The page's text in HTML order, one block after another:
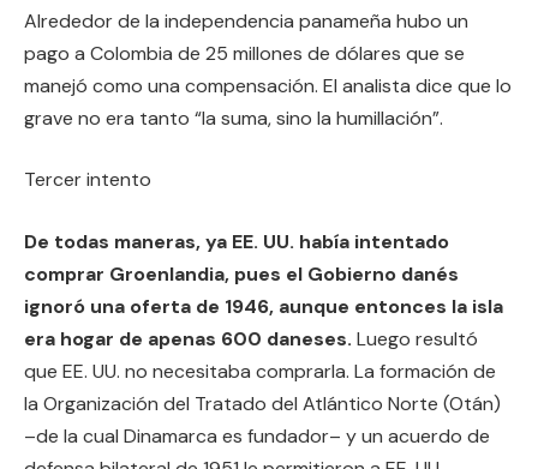
Alrededor de la independencia panameña hubo un
pago a Colombia de 25 millones de dólares que se
manejó como una compensación. El analista dice que lo
grave no era tanto “la suma, sino la humillación”.
Tercer intento
De todas maneras, ya EE. UU. había intentado
comprar Groenlandia, pues el Gobierno danés
ignoró una oferta de 1946, aunque entonces la isla
era hogar de apenas 600 daneses. Luego resultó
que EE. UU. no necesitaba comprarla. La formación de
la Organización del Tratado del Atlántico Norte (Otán)
–de la cual Dinamarca es fundador– y un acuerdo de